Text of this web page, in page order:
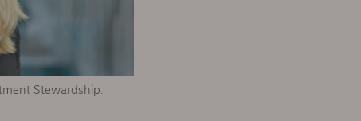
Stewardship.